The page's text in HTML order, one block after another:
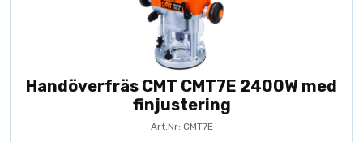
Handöverfräs CMT CMT7E 2400W med
finjustering
Art.Nr: CMT7E